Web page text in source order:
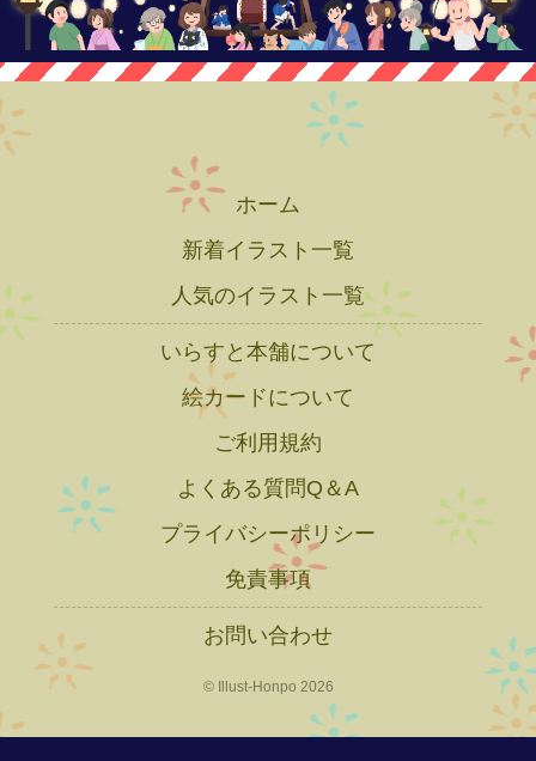
ホーム
新着イラスト一覧
人気のイラスト一覧
いらすと本舗について
絵カードについて
ご利用規約
よくある質問Q＆A
プライバシーポリシー
免責事項
お問い合わせ
© Illust-Honpo 2026